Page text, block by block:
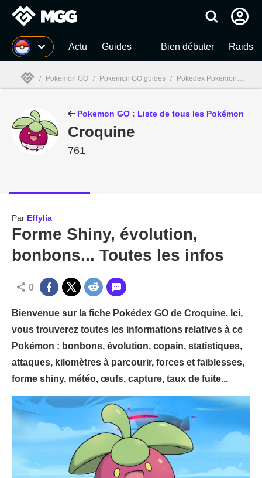
MGG Actu Guides Bien débuter Raids
MGG
/ Pokemon GO / Pokemon GO guides / Pokedex Pokemon GO
Pokemon GO : Liste de tous les Pokémon
Croquine
761
Par Effylia
Forme Shiny, évolution,
bonbons... Toutes les infos
0
Bienvenue sur la fiche Pokédex GO de Croquine. Ici,
vous trouverez toutes les informations relatives à ce
Pokémon : bonbons, évolution, copain, statistiques,
attaques, kilomètres à parcourir, forces et faiblesses,
forme shiny, météo, œufs, capture, taux de fuite...